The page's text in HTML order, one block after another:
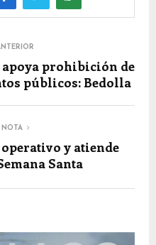
apoya prohibición de
públicos: Bedolla
NOTA
y atiende
Santa